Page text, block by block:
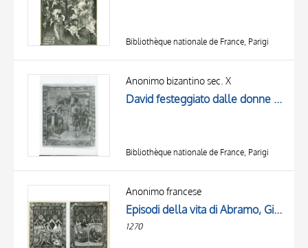
Bibliothèque nationale de France, Parigi
Anonimo bizantino sec. X
David festeggiato dalle donne ebree, Cornice con motivi decorativi fitomorfi e geometrici, Motivi decorativi a rosette
Bibliothèque nationale de France, Parigi
Anonimo francese
Episodi della vita di Abramo, Giuseppe in carcere interpreta i sogni del coppiere e del panettiere, Fregio con motivi vegetali e animali, Esterno di una chiesa
1270